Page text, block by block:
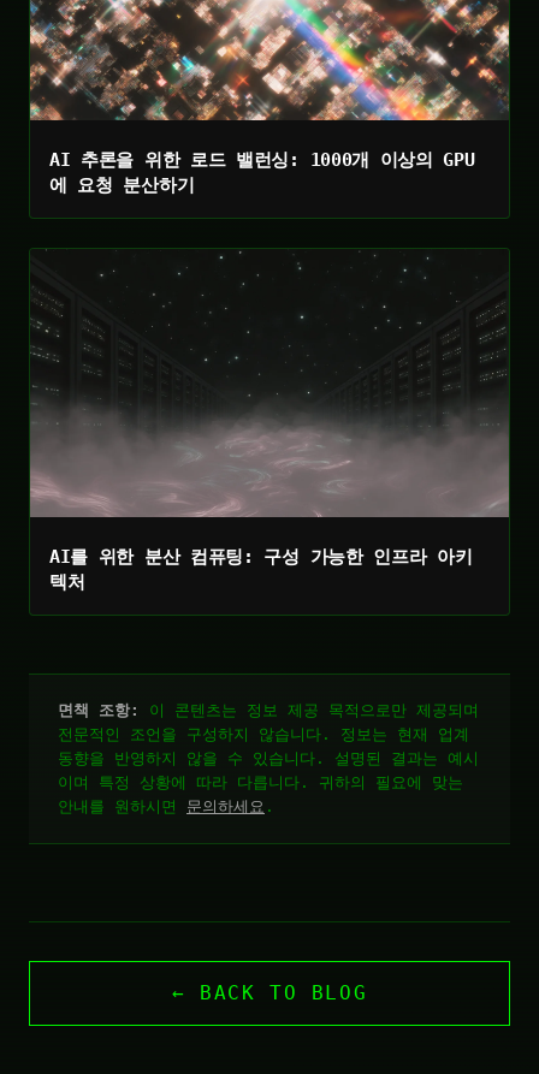
AI 추론을 위한 로드 밸런싱: 1000개 이상의 GPU
에 요청 분산하기
AI를 위한 분산 컴퓨팅: 구성 가능한 인프라 아키
텍처
면책 조항:
이 콘텐츠는 정보 제공 목적으로만 제공되며
전문적인 조언을 구성하지 않습니다. 정보는 현재 업계
동향을 반영하지 않을 수 있습니다. 설명된 결과는 예시
이며 특정 상황에 따라 다릅니다. 귀하의 필요에 맞는
안내를 원하시면 문의하세요 .
← BACK TO BLOG